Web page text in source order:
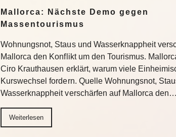
Mallorca: Nächste Demo gegen
Massentourismus
Wohnungsnot, Staus und Wasserknappheit
Mallorca den Konflikt um den Tourismus.
Ciro Krauthausen erklärt, warum viele
Kurswechsel fordern. Quelle Wohnungsnot,
Wasserknappheit verschärfen auf Mallorca den…
Weiterlesen